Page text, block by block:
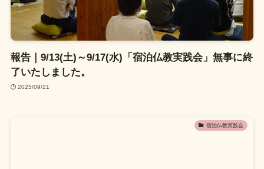
報告｜9/13(土)～9/17(水)「宿泊仏教実践会」無事に終
了いたしました。
2025/09/21
宿泊仏教実践会